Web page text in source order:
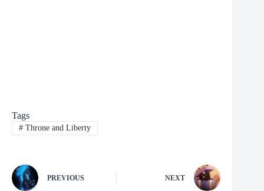
Tags
#Throne and Liberty
PREVIOUS NEXT